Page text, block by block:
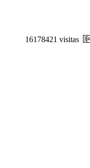
16178421 visitas